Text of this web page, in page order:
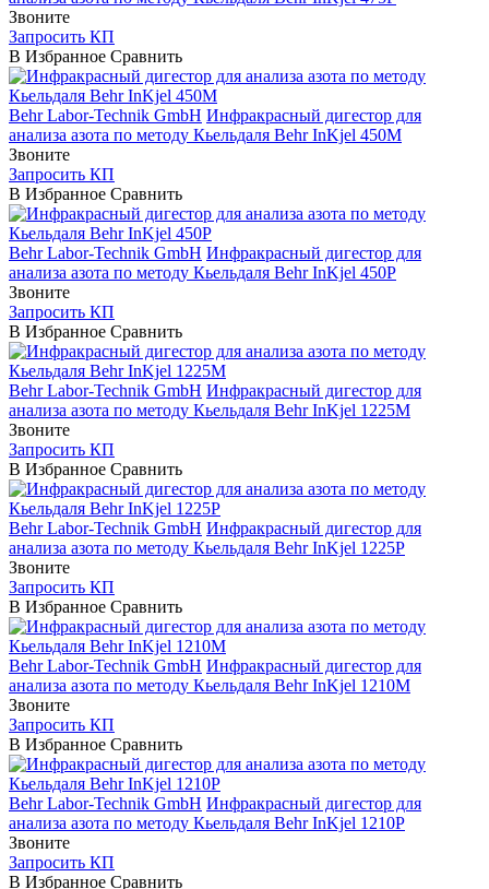
Звоните
Запросить КП
В Избранное Сравнить
Behr Labor-Technik GmbH Инфракрасный дигестор для
анализа азота по методу Кьельдаля Behr InKjel 450М
Звоните
Запросить КП
В Избранное Сравнить
Behr Labor-Technik GmbH Инфракрасный дигестор для
анализа азота по методу Кьельдаля Behr InKjel 450P
Звоните
Запросить КП
В Избранное Сравнить
Behr Labor-Technik GmbH Инфракрасный дигестор для
анализа азота по методу Кьельдаля Behr InKjel 1225М
Звоните
Запросить КП
В Избранное Сравнить
Behr Labor-Technik GmbH Инфракрасный дигестор для
анализа азота по методу Кьельдаля Behr InKjel 1225P
Звоните
Запросить КП
В Избранное Сравнить
Behr Labor-Technik GmbH Инфракрасный дигестор для
анализа азота по методу Кьельдаля Behr InKjel 1210М
Звоните
Запросить КП
В Избранное Сравнить
Behr Labor-Technik GmbH Инфракрасный дигестор для
анализа азота по методу Кьельдаля Behr InKjel 1210P
Звоните
Запросить КП
В Избранное Сравнить